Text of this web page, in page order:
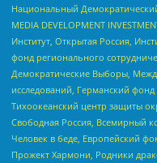
Национальный
MEDIA DEVELOPMENT
Институт, Открытая Россия,
фонд регионального
Демократические Выборы,
исследований, Германский
Тихоокеанский центр защиты
Свободная Россия, Всемирный
Человек в беде, Европейский
Прожект Хармони, Родники